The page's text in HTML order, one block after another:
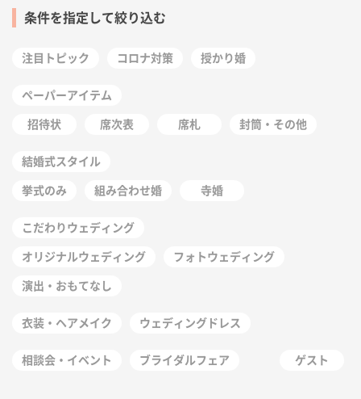
条件を指定して絞り込む
注目トピック コロナ対策 授かり婚
ペーパーアイテム
招待状 席次表 席札 封筒・その他
結婚式スタイル
挙式のみ 組み合わせ婚 寺婚
こだわりウェディング
オリジナルウェディング フォトウェディング
演出・おもてなし
衣装・ヘアメイク ウェディングドレス
相談会・イベント ブライダルフェア ゲスト